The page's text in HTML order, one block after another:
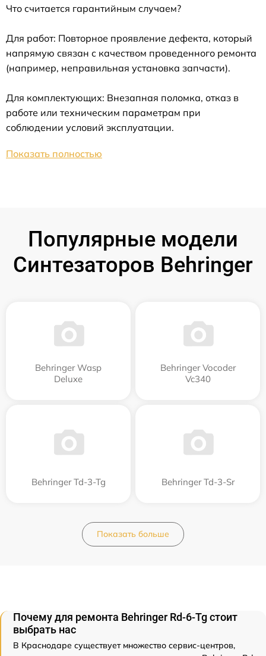
Что считается гарантийным случаем?
Для работ: Повторное проявление дефекта, который
напрямую связан с качеством проведенного ремонта
(например, неправильная установка запчасти).
Для комплектующих: Внезапная поломка, отказ в
работе или техническим параметрам при
соблюдении условий эксплуатации.
Показать полностью
Популярные модели
Синтезаторов Behringer
Behringer Wasp
Deluxe
Behringer Vocoder
Vc340
Behringer Td-3-Tg Behringer Td-3-Sr
Показать больше
Почему для ремонта Behringer Rd-6-Tg стоит
выбрать нас
В Краснодаре существует множество сервис-центров,